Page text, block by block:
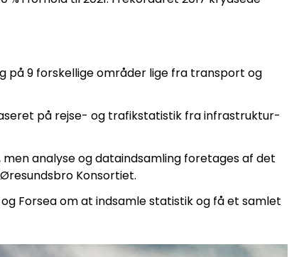
på 9 forskellige områder lige fra transport og
på rejse- og trafikstatistik fra infrastruktur-
analyse og dataindsamling foretages af det
Konsortiet.
Forsea om at indsamle statistik og få et samlet